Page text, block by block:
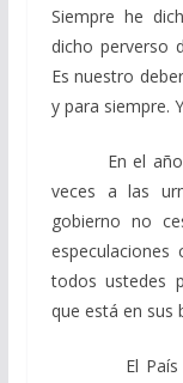
Siempre he
dicho perverso
Es nuestro
y para siempre.
En el
veces a las
gobierno no
todos ustedes
que está en sus
El País y la